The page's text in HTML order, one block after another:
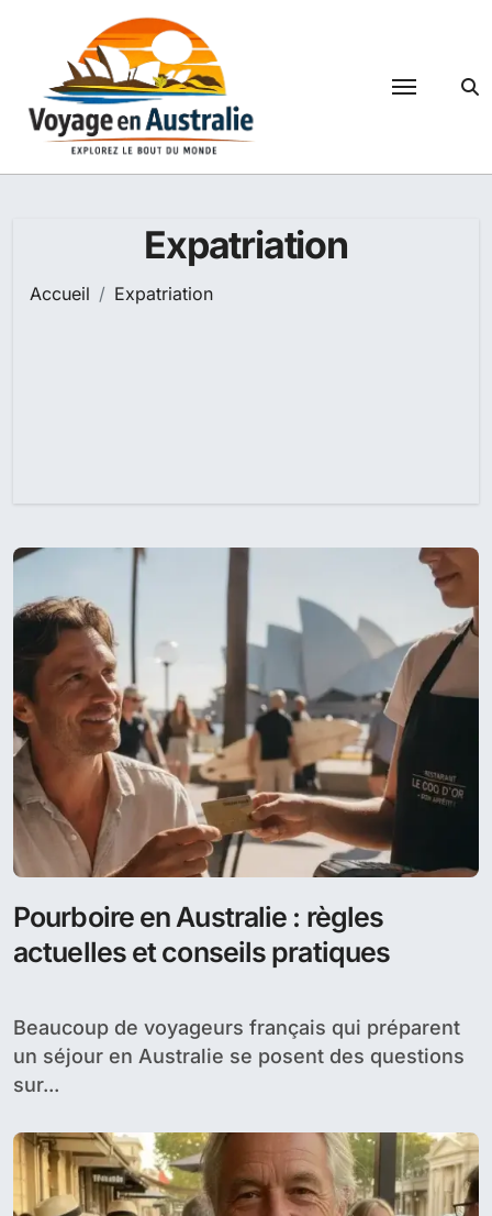
Expatriation
Accueil Expatriation
Pourboire en Australie : règles
actuelles et conseils pratiques
Beaucoup de voyageurs français qui préparent
un séjour en Australie se posent des questions
sur...